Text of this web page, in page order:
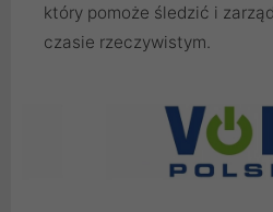
który pomoże śledzić i
czasie rzeczywistym.